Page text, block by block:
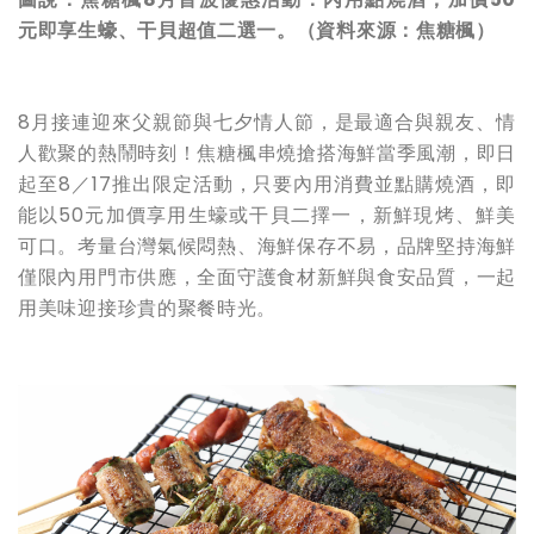
元即享生蠔、干貝超值二選一。（資料來源：焦糖楓）
8月接連迎來父親節與七夕情人節，是最適合與親友、情
人歡聚的熱鬧時刻！焦糖楓串燒搶搭海鮮當季風潮，即日
起至8／17推出限定活動，只要內用消費並點購燒酒，即
能以50元加價享用生蠔或干貝二擇一，新鮮現烤、鮮美
可口。考量台灣氣候悶熱、海鮮保存不易，品牌堅持海鮮
僅限內用門市供應，全面守護食材新鮮與食安品質，一起
用美味迎接珍貴的聚餐時光。